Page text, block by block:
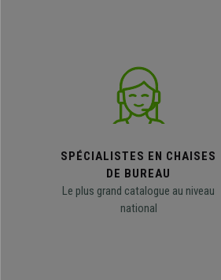
SPÉCIALISTES EN CHAISES
DE BUREAU
Le plus grand catalogue au niveau
national